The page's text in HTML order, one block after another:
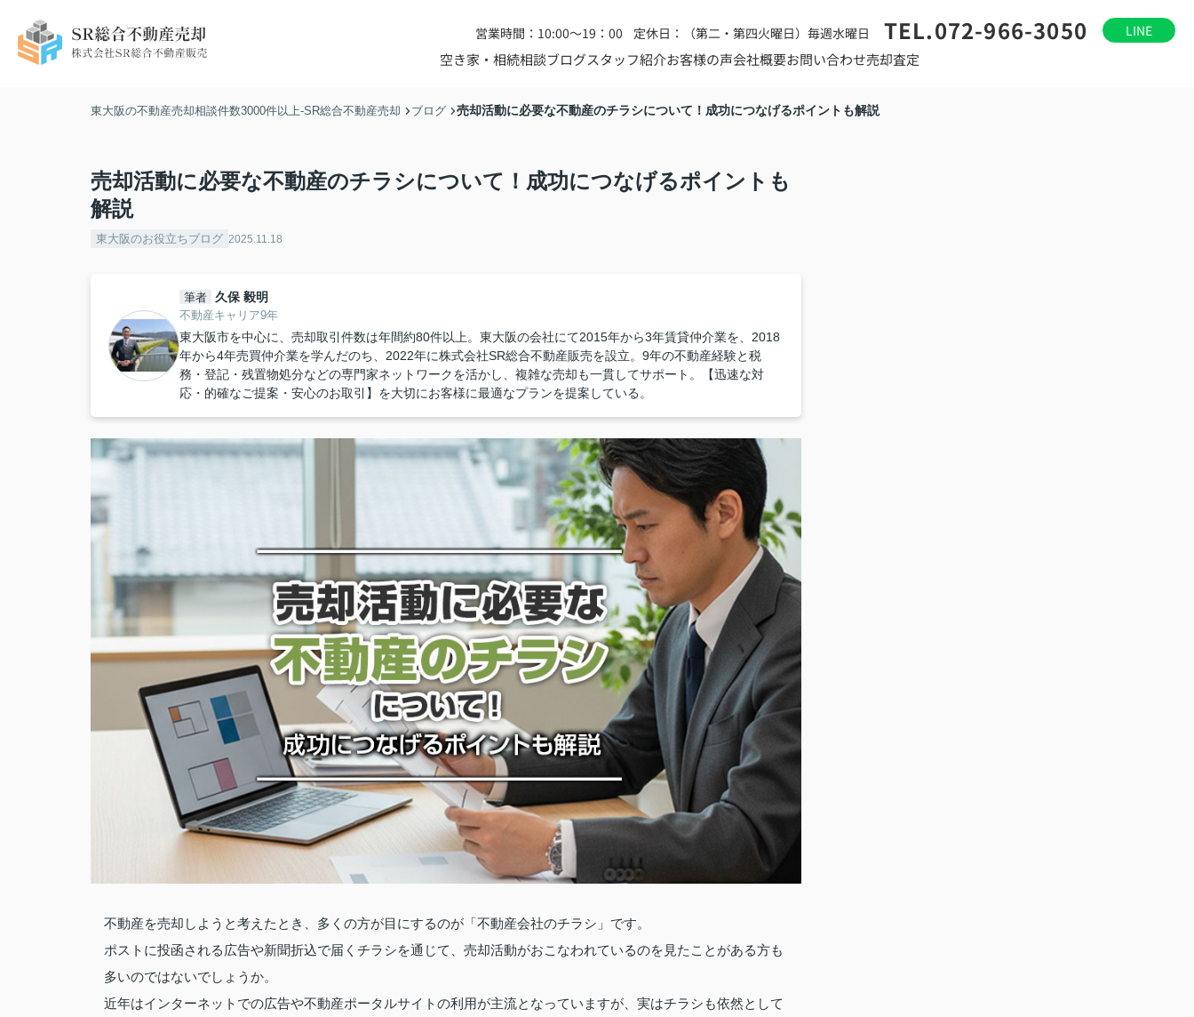
営業時間：10:00～19：00 定休日：（第二・第四火曜日）毎週水曜日 TEL.072-966-3050 LINE
空き家・相続相談ブログスタッフ紹介お客様の声会社概要お問い合わせ売却査定
東大阪の不動産売却相談件数3000件以上-SR総合不動産売却 ブログ 売却活動に必要な不動産のチラシについて！成功につなげるポイントも解説
売却活動に必要な不動産のチラシについて！成功につなげるポイントも
解説
東大阪のお役立ちブログ 2025.11.18
筆者 久保 毅明
不動産キャリア9年
東大阪市を中心に、売却取引件数は年間約80件以上。東大阪の会社にて2015年から3年賃貸仲介業を、2018
年から4年売買仲介業を学んだのち、2022年に株式会社SR総合不動産販売を設立。9年の不動産経験と税
務・登記・残置物処分などの専門家ネットワークを活かし、複雑な売却も一貫してサポート。【迅速な対
応・的確なご提案・安心のお取引】を大切にお客様に最適なプランを提案している。
不動産を売却しようと考えたとき、多くの方が目にするのが「不動産会社のチラシ」です。
ポストに投函される広告や新聞折込で届くチラシを通じて、売却活動がおこなわれているのを見たことがある方も
多いのではないでしょうか。
近年はインターネットでの広告や不動産ポータルサイトの利用が主流となっていますが、実はチラシも依然として